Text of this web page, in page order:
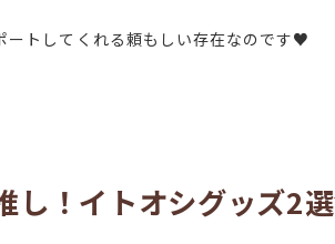
ートしてくれる頼もしい存在なのです♥
し！イトオシグッズ2